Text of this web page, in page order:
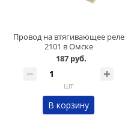
Провод на втягивающее реле
2101 в Омске
187 руб.
шт
В корзину